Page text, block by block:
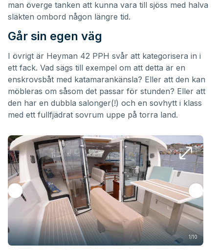
man överge tanken att kunna vara till sjöss med halva
släkten ombord någon längre tid.
Går sin egen väg
I övrigt är Heyman 42 PPH svår att kategorisera in i
ett fack. Vad sägs till exempel om att detta är en
enskrovsbåt med katamarankänsla? Eller att den kan
möbleras om såsom det passar för stunden? Eller att
den har en dubbla salonger(!) och en sovhytt i klass
med ett fullfjädrat sovrum uppe på torra land.
1/10